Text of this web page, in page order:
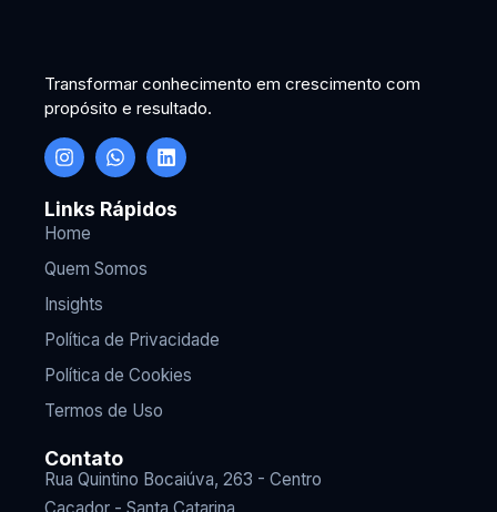
Transformar conhecimento em crescimento com
propósito e resultado.
Links Rápidos
Home
Quem Somos
Insights
Política de Privacidade
Política de Cookies
Termos de Uso
Contato
Rua Quintino Bocaiúva, 263 - Centro